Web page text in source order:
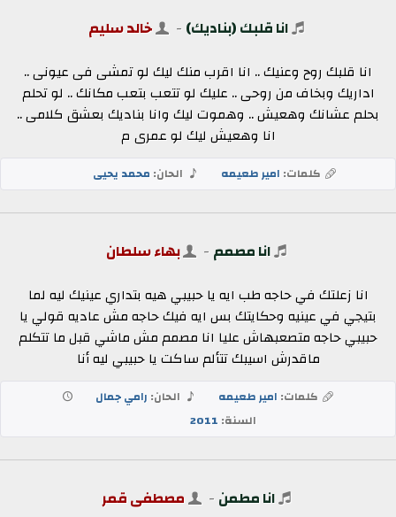
انا قلبك (بناديك) - خالد سليم
انا قلبك روح وعنيك .. انا اقرب منك ليك لو تمشى فى عيونى ..
اداريك وبخاف من روحى .. عليك لو تتعب بتعب مكانك .. لو تحلم
بحلم عشانك وهعيش .. وهموت ليك وانا بناديك بعشق كلامى ..
انا وهعيش ليك لو عمرى م
كلمات: امير طعيمه الحان: محمد يحيى
انا مصمم - بهاء سلطان
انا زعلتك في حاجه طب ايه يا حبيبي هيه بتداري عينيك ليه لما
بتيجي في عينيه وحكايتك بس ايه فيك حاجه مش عاديه قولي يا
حبيبي حاجه متصعبهاش عليا انا مصمم مش ماشي قبل ما تتكلم
ماقدرش اسيبك تتألم ساكت يا حبيبي ليه أنا
كلمات: امير طعيمه الحان: رامي جمال
السنة: 2011
انا مطمن - مصطفى قمر